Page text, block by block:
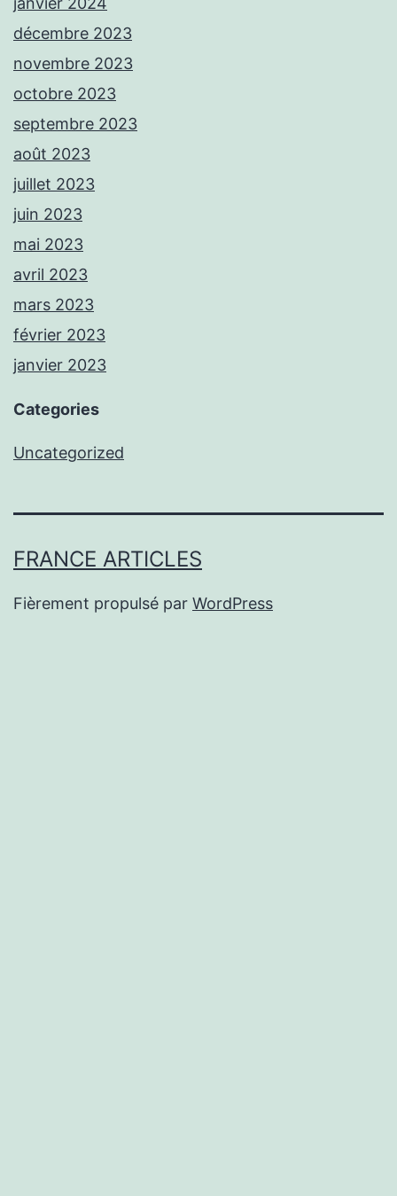
décembre 2023
novembre 2023
octobre 2023
septembre 2023
août 2023
juillet 2023
juin 2023
mai 2023
avril 2023
mars 2023
février 2023
janvier 2023
Categories
Uncategorized
FRANCE ARTICLES
Fièrement propulsé par WordPress